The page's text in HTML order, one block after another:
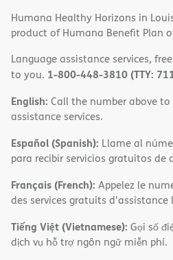
Humana Healthy Horizons in
product of Humana Benefit Plan
Language assistance services,
to you. 1-800-448-3810 (TTY:
English: Call the number above
assistance services.
Español (Spanish): Llame al
para recibir servicios gratuitos de
Français (French): Appelez le
des services gratuits d'assistance
Tiếng Việt (Vietnamese): Gọi số
dịch vụ hỗ trợ ngôn ngữ miễn phí.